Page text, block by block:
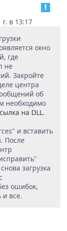
в 13:17
окно
где
не
Закройте
центра
об
необходимо
на DLL.
и вставить
После
загрузка
ошибок,
все.